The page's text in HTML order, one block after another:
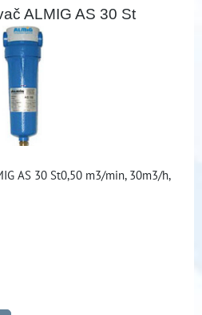
ALMIG AS 30 St
AS 30 St0,50 m3/min, 30m3/h,